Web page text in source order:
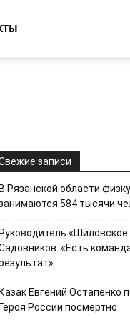
записи
В Рязанской области
584 тысячи
Руководитель
«Есть
Казак Евгений Остапенко
Героя России посмертно